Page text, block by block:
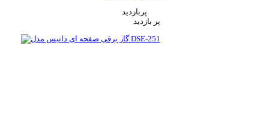
پربازدید
پر بازدید